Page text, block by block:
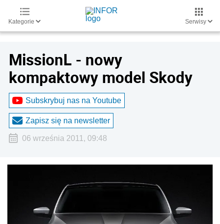
Kategorie Serwisy
MissionL - nowy
kompaktowy model Skody
Subskrybuj nas na Youtube
Zapisz się na newsletter
06 września 2011, 09:48